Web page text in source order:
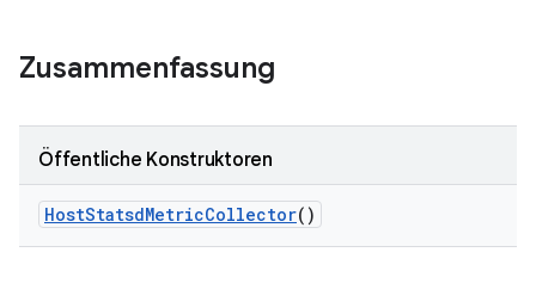
Zusammenfassung
Öffentliche Konstruktoren
HostStatsdMetricCollector()